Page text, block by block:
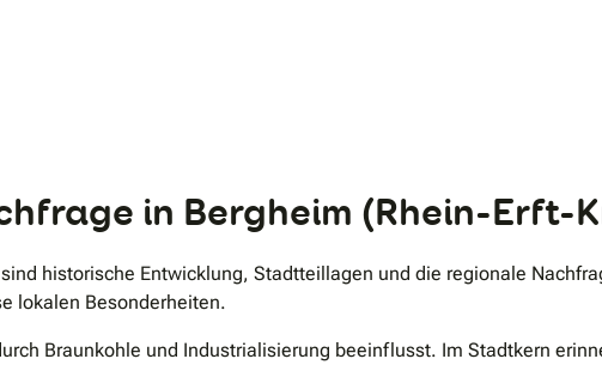
in Bergheim (Rhein-Erft-
historische Entwicklung, Stadtteillagen und die regionale
lokalen Besonderheiten.
Braunkohle und Industrialisierung beeinflusst. Im Stadtkern